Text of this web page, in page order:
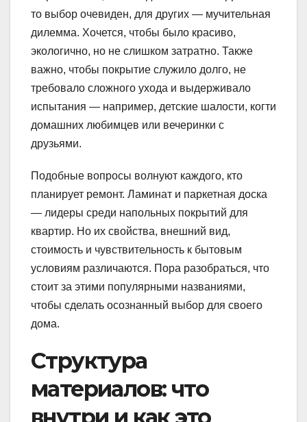
то выбор очевиден, для других — мучительная
дилемма. Хочется, чтобы было красиво,
экологично, но не слишком затратно. Также
важно, чтобы покрытие служило долго, не
требовало сложного ухода и выдерживало
испытания — например, детские шалости, когти
домашних любимцев или вечеринки с
друзьями.
Подобные вопросы волнуют каждого, кто
планирует ремонт. Ламинат и паркетная доска
— лидеры среди напольных покрытий для
квартир. Но их свойства, внешний вид,
стоимость и чувствительность к бытовым
условиям различаются. Пора разобраться, что
стоит за этими популярными названиями,
чтобы сделать осознанный выбор для своего
дома.
Структура
материалов: что